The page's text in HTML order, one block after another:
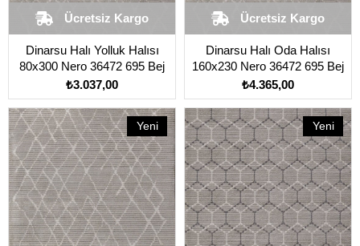
Dinarsu Halı Yolluk Halısı
80x300 Nero 36472 695 Bej
₺3.037,00
Ücretsiz Kargo
Dinarsu Halı Oda Halısı
160x230 Nero 36472 695 Bej
₺4.365,00
Ücretsiz Kargo
Yeni
Ürün
Yeni
Ürün